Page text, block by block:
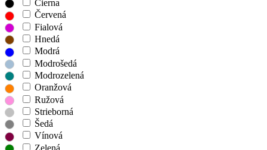
Čierna
Červená
Fialová
Hnedá
Modrá
Modrošedá
Modrozelená
Oranžová
Ružová
Strieborná
Šedá
Vínová
Zelená